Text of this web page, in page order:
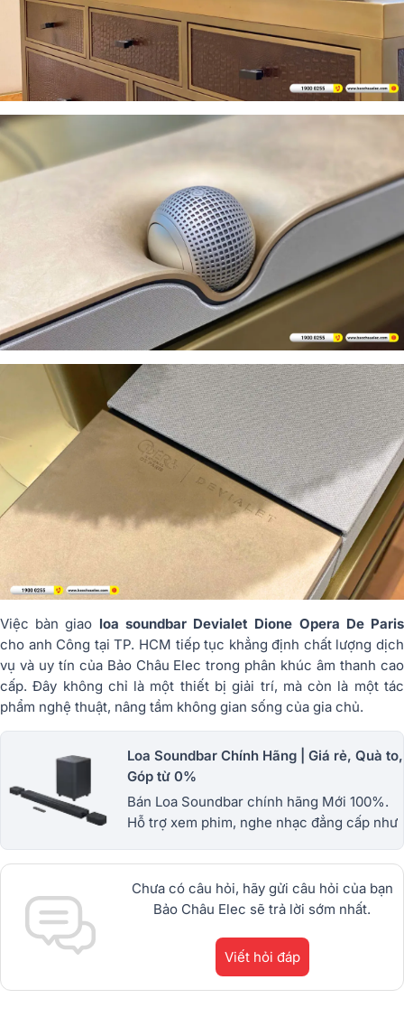
Việc bàn giao loa soundbar Devialet Dione Opera De Paris
cho anh Công tại TP. HCM tiếp tục khẳng định chất lượng dịch
vụ và uy tín của Bảo Châu Elec trong phân khúc âm thanh cao
cấp. Đây không chỉ là một thiết bị giải trí, mà còn là một tác
phẩm nghệ thuật, nâng tầm không gian sống của gia chủ.
Loa Soundbar Chính Hãng | Giá rẻ, Quà to,
Góp từ 0%
Bán Loa Soundbar chính hãng Mới 100%.
Hỗ trợ xem phim, nghe nhạc đẳng cấp như
hiện đại. Có bảo hành. Giá tận gốc.
Chưa có câu hỏi, hãy gửi câu hỏi của bạn
Bảo Châu Elec sẽ trả lời sớm nhất.
Viết hỏi đáp